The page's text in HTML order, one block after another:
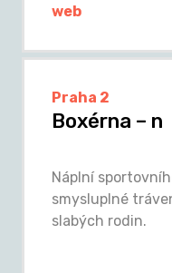
web
Praha 2
Boxérna – n
Náplní
smysluplné
slabých rodin.